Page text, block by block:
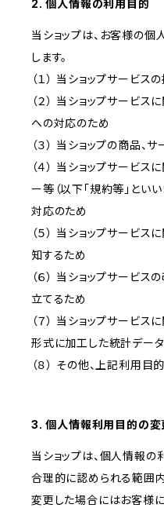
2. 個人情報の利用目的
当ショップは、お客様の
します。
（１） 当ショップサービス
（２） 当ショップサービ
への対応のため
（３） 当ショップの商品、
（４） 当ショップサービス
ー等（以下「規約等」とい
対応のため
（５） 当ショップサービ
知するため
（６） 当ショップサービ
立てるため
（７） 当ショップサービス
形式に加工した統計デー
（８） その他、上記利用
3. 個人情報利用目的の変
当ショップは、個人情報
合理的に認められる範囲
変更した場合にはお客様